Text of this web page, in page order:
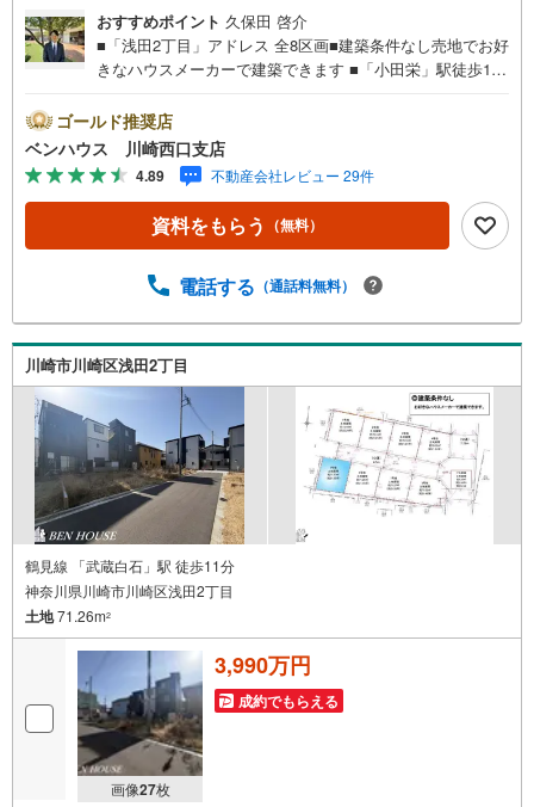
おすすめポイント 久保田 啓介
■「浅田2丁目」アドレス 全8区画■建築条件なし売地でお好
きなハウスメーカーで建築できます ■「小田栄」駅徒歩13
便14分利用可能！■ご見学をご希望のお客様、平日・休日
問わず ご対応させていただきます。■また、オンライン案
内・相談などにも対応しております。 どうぞ お気軽に
ご連絡下さい。その他にも・・・●「この物件以外にも何件
か一緒に物件を見てみたい」●「私はローンいくら借りられ
るのだろう？」●「買替えなので、自宅がいくらで売却でき
「頭金は、どれくらいないと買えないの？」●「自営業者は
らないことばかり・・・。ご安心ください!!お力になれる事
がございましたら、誠心誠意 お手伝いをさせていただきま
す。【ベンハウス】にお任せ下さい！
ゴールド推奨店
ベンハウス 川崎西口支店
4.89 不動産会社レビュー 29件
資料をもらう （無料）
電話する （通話料無料）
川崎市川崎区浅田2丁目
鶴見線 「武蔵白石」駅 徒歩11分
神奈川県川崎市川崎区浅田2丁目
土地71.26m2
画像27枚
3,990万円
成約でもらえる